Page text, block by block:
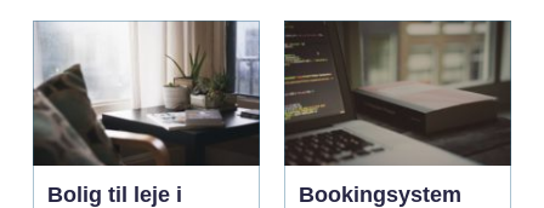
Bolig til leje i
Bookingsystem